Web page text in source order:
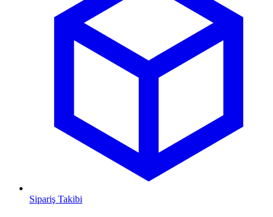
Sipariş Takibi